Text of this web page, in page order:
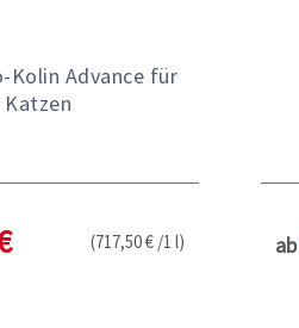
Kolin Advance für
Katzen
(717,50 € /1 l) ab